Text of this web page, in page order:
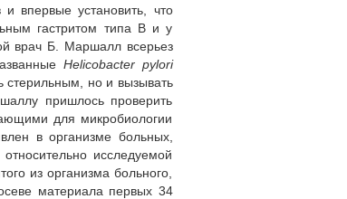
впервые установить, что
гастритом типа В и у
врач Б. Маршалл всерьез
Helicobacter pylori
стерильным, но и вызывать
пришлось проверить
для микробиологии
в организме больных,
исследуемой
из организма больного,
материала первых 34